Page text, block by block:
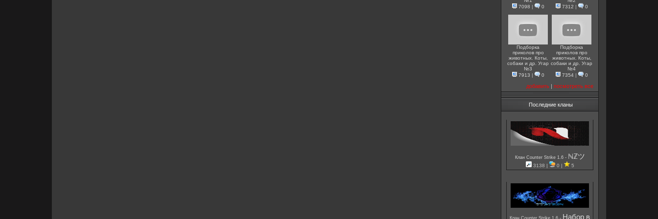
7098 | 0
7312 | 0
Подборка
приколов про
животных. Коты,
собаки и др. Угар
№3
7913 | 0
Подборка
приколов про
животных. Коты,
собаки и др. Угар
№4
7354| 0
добавить | посмотреть все
Последние кланы
Клан Counter Strike 1.6 - ℕℤツ
3138 | 0 | 5
Клан Counter Strike 1.6 - Набор в